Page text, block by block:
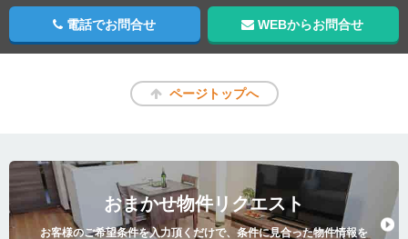
電話でお問合せ WEBからお問合せ
ページトップへ
おまかせ物件リクエスト
お客様のご希望条件を入力頂くだけで、条件に見合った物件情報を